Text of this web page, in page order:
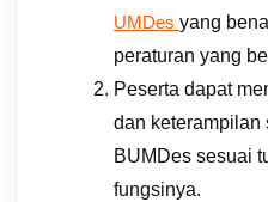
UMDes yang
peraturan yang
Peserta dapat
dan keterampilan
BUMDes sesuai
fungsinya.